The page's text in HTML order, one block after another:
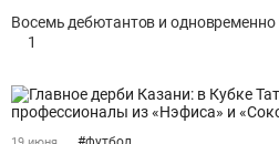
Восемь дебютантов и
1